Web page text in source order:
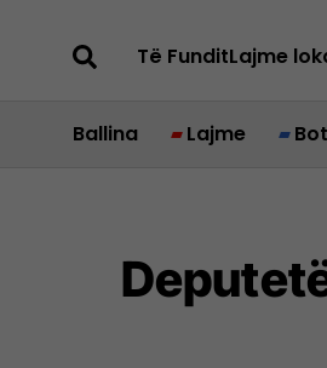
Të FunditLajme
Ballina Lajme